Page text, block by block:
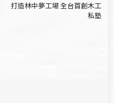
打造林中夢工場 全台首創木工
私塾